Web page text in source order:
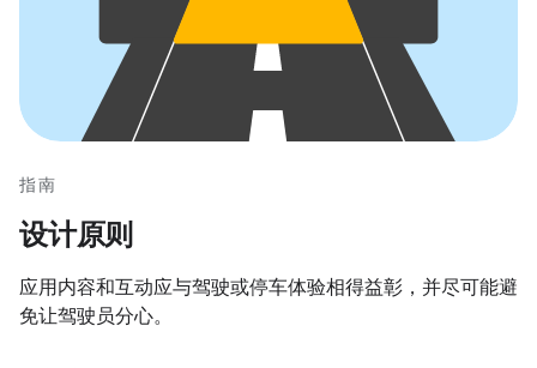
指南
设计原则
应用内容和互动应与驾驶或停车体验相得益彰，并尽可能避
免让驾驶员分心。